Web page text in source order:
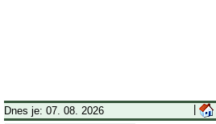
Dnes je: 07. 08. 2026